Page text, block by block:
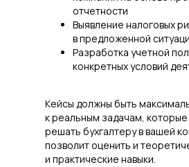
отчетности
Выявление налоговых
в предложенной
Разработка учетной
конкретных условий
Кейсы должны быть
к реальным задачам,
решать бухгалтеру в вашей
позволит оценить и
и практические навыки.